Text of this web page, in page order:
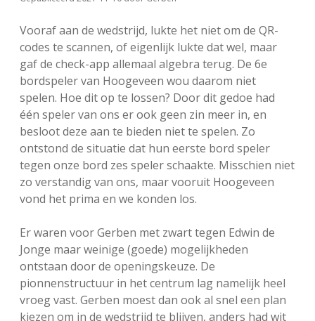
FSB: Schaakwoude II
FSB: Schaakwoude III
Koppelingen
Sponsoren
facebookinstagram
Vooraf aan de wedstrijd, lukte het niet om de QR-
codes te scannen, of eigenlijk lukte dat wel, maar
gaf de check-app allemaal algebra terug. De 6e
bordspeler van Hoogeveen wou daarom niet
spelen. Hoe dit op te lossen? Door dit gedoe had
één speler van ons er ook geen zin meer in, en
besloot deze aan te bieden niet te spelen. Zo
ontstond de situatie dat hun eerste bord speler
tegen onze bord zes speler schaakte. Misschien niet
zo verstandig van ons, maar vooruit Hoogeveen
vond het prima en we konden los.
Er waren voor Gerben met zwart tegen Edwin de
Jonge maar weinige (goede) mogelijkheden
ontstaan door de openingskeuze. De
pionnenstructuur in het centrum lag namelijk heel
vroeg vast. Gerben moest dan ook al snel een plan
kiezen om in de wedstrijd te blijven, anders had wit